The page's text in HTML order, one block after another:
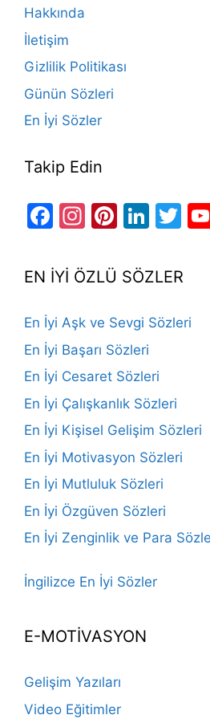
o
k
Hakkında
İletişim
Gizlilik Politikası
Günün Sözleri
En İyi Sözler
Takip Edin
Facebook
Instagram
EN İYİ ÖZLÜ SÖZLER
En İyi Aşk ve Sevgi Sözleri
En İyi Başarı Sözleri
En İyi Cesaret Sözleri
En İyi Çalışkanlık Sözleri
En İyi Kişisel Gelişim Sözleri
En İyi Motivasyon Sözleri
En İyi Mutluluk Sözleri
En İyi Özgüven Sözleri
En İyi Zenginlik ve Para
İngilizce En İyi Sözler
E-MOTİVASYON
Gelişim Yazıları
Video Eğitimler